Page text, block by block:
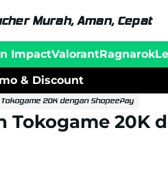
Murah, Aman, Cepat
ImpactValorantRagnarok
& Discount
20K dengan ShopeePay
Tokogame 20K